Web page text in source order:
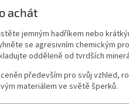
achát
jemným hadříkem nebo
se agresivním chemickým
odděleně od tvrdších
především pro svůj vzhled,
materiálem ve světě šperků.